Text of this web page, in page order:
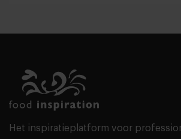
Het inspiratieplatform voor